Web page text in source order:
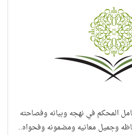
المحكم في نهجه وبيانه وفصاحته
وجميل معانيه ومضمونه وفحواه..